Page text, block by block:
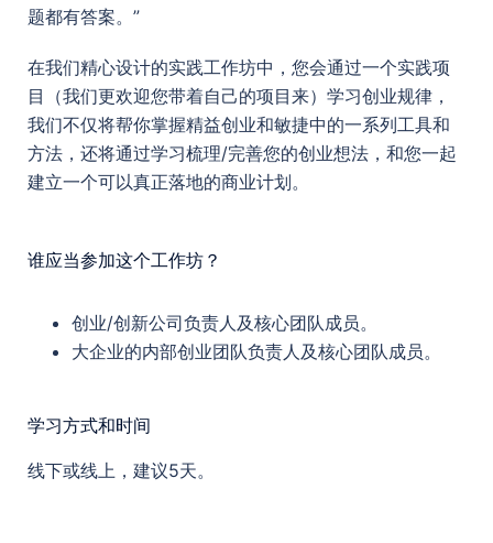
题都有答案。”
在我们精心设计的实践工作坊中，您会通过一个实践项
目（我们更欢迎您带着自己的项目来）学习创业规律，
我们不仅将帮你掌握精益创业和敏捷中的一系列工具和
方法，还将通过学习梳理/完善您的创业想法，和您一起
建立一个可以真正落地的商业计划。
谁应当参加这个工作坊？
创业/创新公司负责人及核心团队成员。
大企业的内部创业团队负责人及核心团队成员。
学习方式和时间
线下或线上，建议5天。